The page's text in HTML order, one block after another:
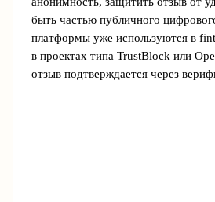
быть частью публичного
платформы уже используются в
в проектах типа TrustBlock или
отзыв подтверждается через